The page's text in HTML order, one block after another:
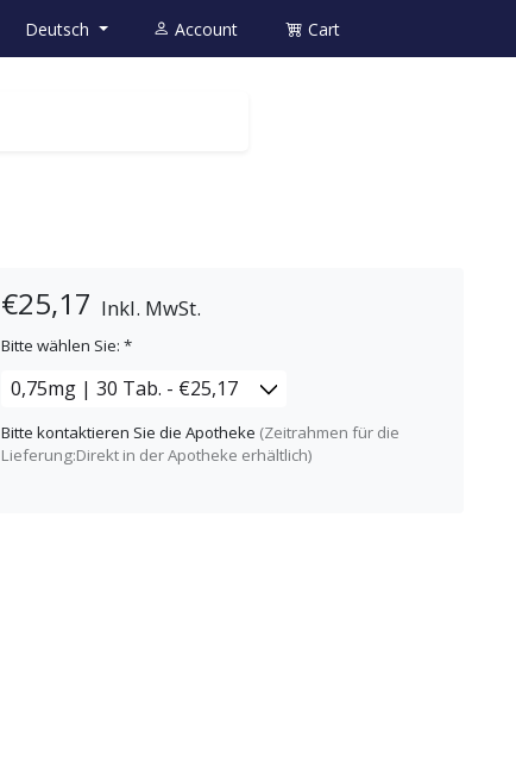
Deutsch Account Cart
€25,17 Inkl. MwSt.
Bitte wählen Sie: *
Bitte kontaktieren Sie die Apotheke (Zeitrahmen für die
Lieferung:Direkt in der Apotheke erhältlich)